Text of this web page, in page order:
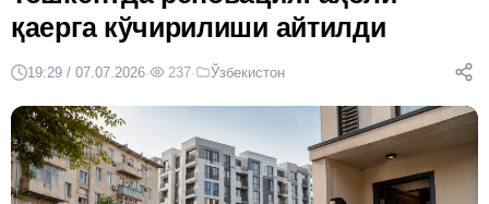
қаерга кўчирилиши айтилди
19:29 / 07.07.2026· 237· Ўзбекистон